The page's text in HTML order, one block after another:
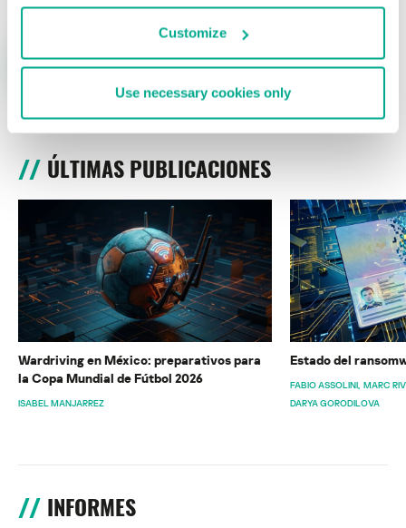
Customize
Use necessary cookies only
ÚLTIMAS PUBLICACIONES
Wardriving en México: preparativos para
la Copa Mundial de Fútbol 2026
ISABEL MANJARREZ
Estado del
FABIO ASSOLINI MARC
DARYA GORODILOVA
INFORMES